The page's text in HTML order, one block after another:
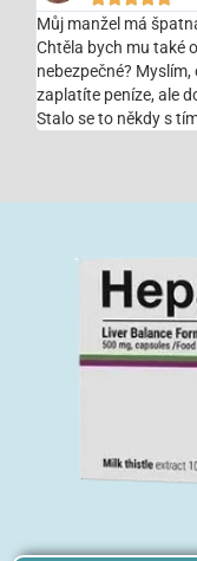
Můj manžel má
Chtěla bych mu také
nebezpečné?
zaplatíte peníze, ale
Stalo se to někdy s